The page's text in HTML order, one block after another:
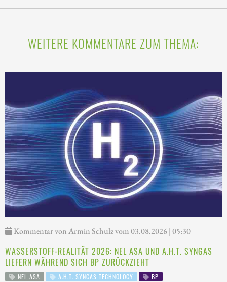
WEITERE KOMMENTARE ZUM THEMA:
Kommentar von Armin Schulz vom 03.08.2026 | 05:30
WASSERSTOFF-REALITÄT 2026: NEL ASA UND A.H.T. SYNGAS
LIEFERN WÄHREND SICH BP ZURÜCKZIEHT
NEL ASA A.H.T. SYNGAS TECHNOLOGY
BP